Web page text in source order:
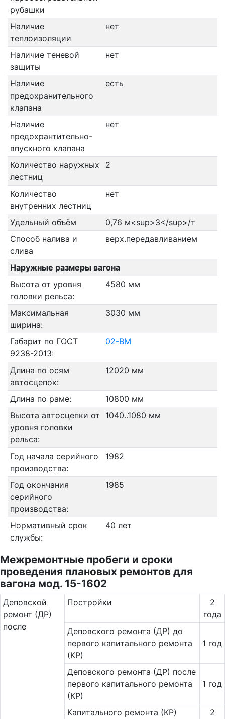
рубашки
Наличие
теплоизоляции
нет
Наличие теневой
защиты
нет
Наличие
предохранительного
клапана
есть
Наличие
предохрантительно-
впускного клапана
нет
Количество наружных
лестниц
2
Количество
внутренних лестниц
нет
Удельный объём
0,76 м<sup>3</sup>/т
Способ налива и
слива
верх.передавливанием
Наружные размеры вагона
Высота от уровня
головки рельса:
4580 мм
Максимальная
ширина:
3030 мм
Габарит по ГОСТ
9238-2013:
02-ВМ
Длина по осям
автосцепок:
12020 мм
Длина по раме:
10800 мм
Высота автосцепки от
уровня головки
рельса:
1040..1080 мм
Год начала серийного
производства:
1982
Год окончания
серийного
производства:
1985
Нормативный срок
службы:
40 лет
Межремонтные пробеги и сроки
проведения плановых ремонтов для
вагона мод. 15-1602
Де­повс­кой
ремонт (ДР)
после
Постройки
2
года
Деповского ремонта (ДР) до
первого капитального ремонта
(КР)
1 год
Деповского ремонта (ДР) после
первого капитального ремонта
(КР)
1 год
Капитального ремонта (КР)
2